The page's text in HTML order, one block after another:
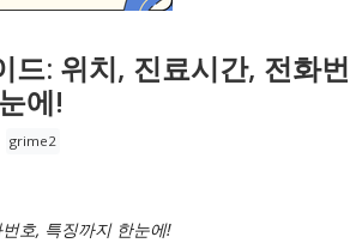
: 위치, 진료시간, 전화번
에!
grime2
호, 특징까지 한눈에!